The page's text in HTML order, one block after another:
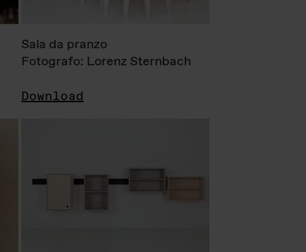
Sala da pranzo
Fotografo: Lorenz Sternbach
Download